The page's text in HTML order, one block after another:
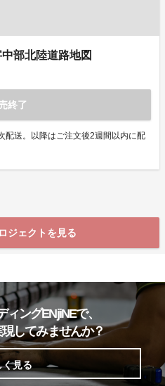
部北陸道路地図
終了
配送。以降はご注文後2週間以内に配
ジェクトを見る
ングENjiNEで、
してみませんか？
く見る